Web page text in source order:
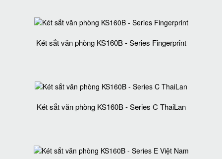
Két sắt văn phòng KS160B - Series Fingerprint
Két sắt văn phòng KS160B - Series C ThaiLan